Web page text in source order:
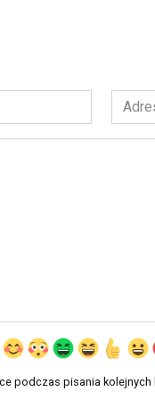
Adres
email
*
podczas pisania kolejnych